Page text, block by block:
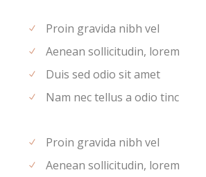
Proin gravida nibh vel
Aenean sollicitudin, lorem
Duis sed odio sit amet
Nam nec tellus a odio tinc
Proin gravida nibh vel
Aenean sollicitudin, lorem